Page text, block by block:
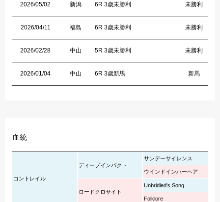
2026/05/02 新潟 6R 3歳未勝利 未勝利
2026/04/11 福島 6R 3歳未勝利 未勝利
2026/02/28 中山 5R 3歳未勝利 未勝利
2026/01/04 中山 6R 3歳新馬 新馬
血統
コントレイル
ディープインパクト
ロードクロサイト
サンデーサイレンス
ウインドインハーヘア
Unbridled's Song
Folklore